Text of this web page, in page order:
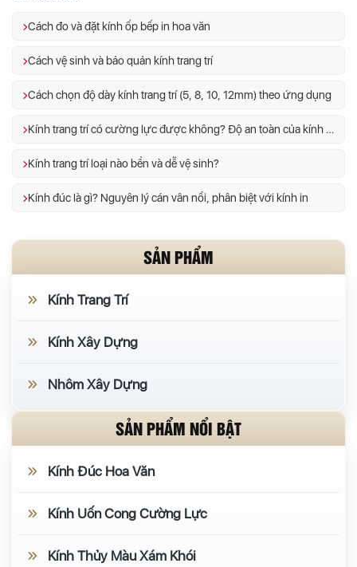
Cách đo và đặt kính ốp bếp in hoa văn
Cách vệ sinh và bảo quản kính trang trí
Cách chọn độ dày kính trang trí (5, 8, 10, 12mm) theo ứng dụng
Kính trang trí có cường lực được không? Độ an toàn của kính trang trí
Kính trang trí loại nào bền và dễ vệ sinh?
Kính đúc là gì? Nguyên lý cán vân nổi, phân biệt với kính in
SẢN PHẨM
Kính Trang Trí
Kính Xây Dựng
Nhôm Xây Dựng
SẢN PHẨM NỔI BẬT
Kính Đúc Hoa Văn
Kính Uốn Cong Cường Lực
Kính Thủy Màu Xám Khói